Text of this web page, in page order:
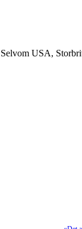
Selvom USA,